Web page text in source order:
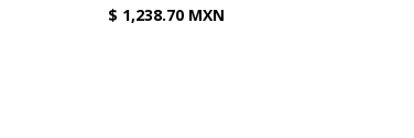
$ 1,238.70 MXN